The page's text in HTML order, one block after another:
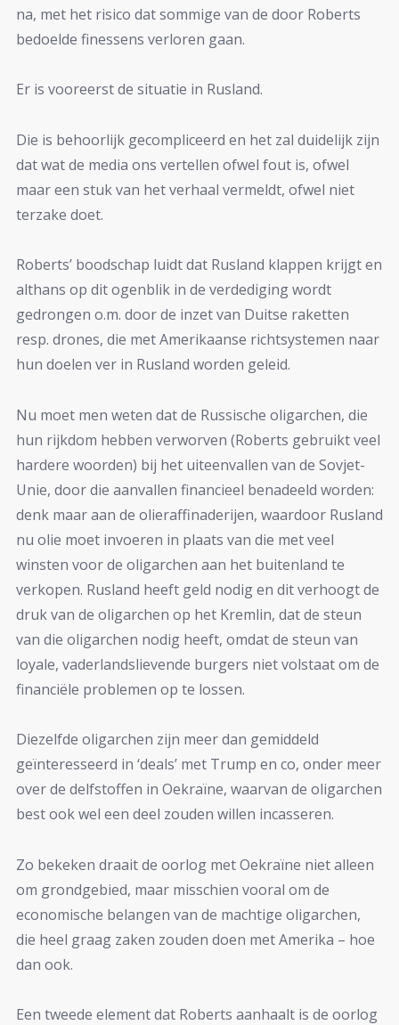
na, met het risico dat sommige van de door Roberts
bedoelde finessens verloren gaan.
Er is vooreerst de situatie in Rusland.
Die is behoorlijk gecompliceerd en het zal duidelijk zijn
dat wat de media ons vertellen ofwel fout is, ofwel
maar een stuk van het verhaal vermeldt, ofwel niet
terzake doet.
Roberts’ boodschap luidt dat Rusland klappen krijgt en
althans op dit ogenblik in de verdediging wordt
gedrongen o.m. door de inzet van Duitse raketten
resp. drones, die met Amerikaanse richtsystemen naar
hun doelen ver in Rusland worden geleid.
Nu moet men weten dat de Russische oligarchen, die
hun rijkdom hebben verworven (Roberts gebruikt veel
hardere woorden) bij het uiteenvallen van de Sovjet-
Unie, door die aanvallen financieel benadeeld worden:
denk maar aan de olieraffinaderijen, waardoor Rusland
nu olie moet invoeren in plaats van die met veel
winsten voor de oligarchen aan het buitenland te
verkopen. Rusland heeft geld nodig en dit verhoogt de
druk van de oligarchen op het Kremlin, dat de steun
van die oligarchen nodig heeft, omdat de steun van
loyale, vaderlandslievende burgers niet volstaat om de
financiële problemen op te lossen.
Diezelfde oligarchen zijn meer dan gemiddeld
geïnteresseerd in ‘deals’ met Trump en co, onder meer
over de delfstoffen in Oekraïne, waarvan de oligarchen
best ook wel een deel zouden willen incasseren.
Zo bekeken draait de oorlog met Oekraïne niet alleen
om grondgebied, maar misschien vooral om de
economische belangen van de machtige oligarchen,
die heel graag zaken zouden doen met Amerika – hoe
dan ook.
Een tweede element dat Roberts aanhaalt is de oorlog